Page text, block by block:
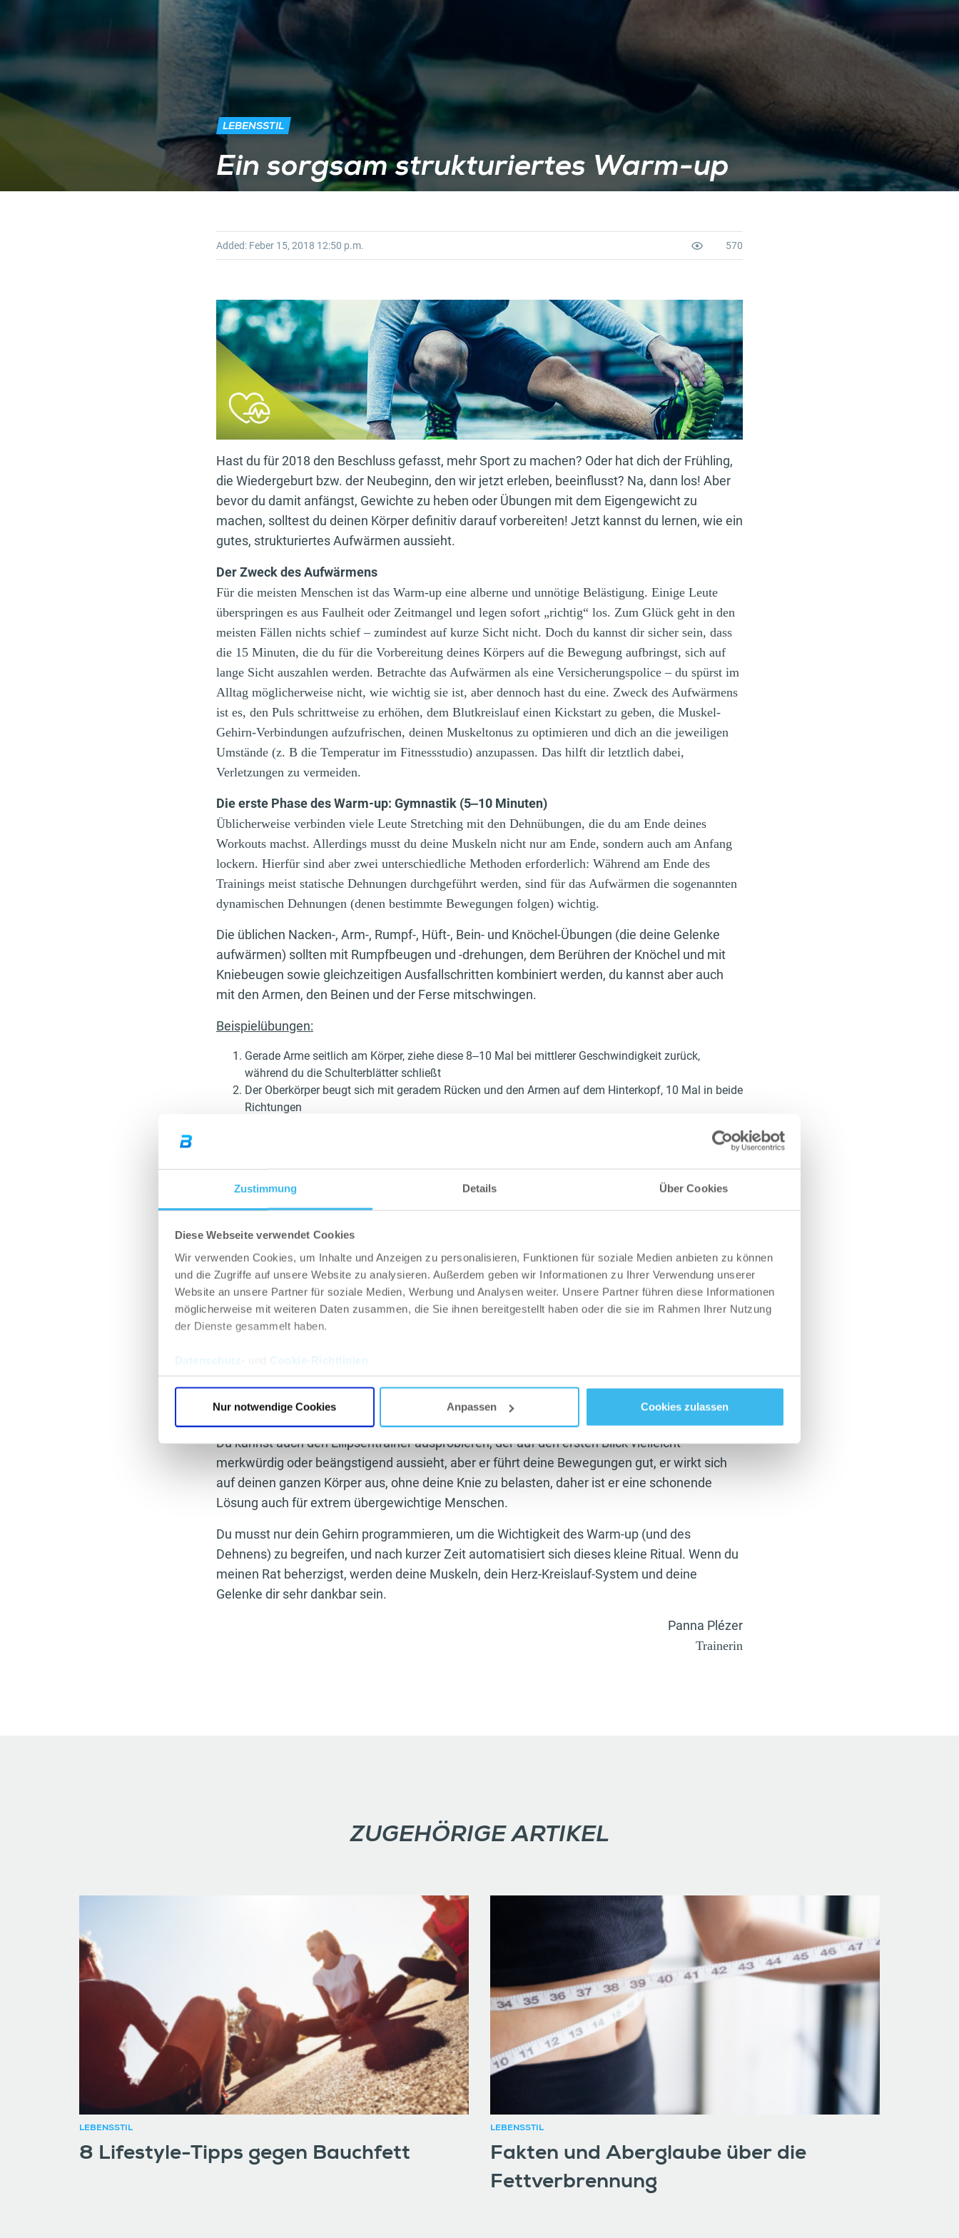
Zustimmung Details Über Cookies
Diese Webseite verwendet Cookies
Wir verwenden Cookies, um Inhalte und Anzeigen zu personalisieren, Funktionen für soziale Medien anbieten zu können
und die Zugriffe auf unsere Website zu analysieren. Außerdem geben wir Informationen zu Ihrer Verwendung unserer
Website an unsere Partner für soziale Medien, Werbung und Analysen weiter. Unsere Partner führen diese Informationen
möglicherweise mit weiteren Daten zusammen, die Sie ihnen bereitgestellt haben oder die sie im Rahmen Ihrer Nutzung
der Dienste gesammelt haben.
Datenschutz Cookie-Richtlinien
Nur notwendige Cookies Anpassen Cookies zulassen
LEBENSSTIL
Ein sorgsam strukturiertes Warm-up
Added: Feber 15, 2018 12:50 p.m. 570
Hast du für 2018 den Beschluss gefasst, mehr Sport zu machen? Oder hat dich der Frühling,
die Wiedergeburt bzw. der Neubeginn, den wir jetzt erleben, beeinflusst? Na, dann los! Aber
bevor du damit anfängst, Gewichte zu heben oder Übungen mit dem Eigengewicht zu
machen, solltest du deinen Körper definitiv darauf vorbereiten! Jetzt kannst du lernen, wie ein
gutes, strukturiertes Aufwärmen aussieht.
Der Zweck des Aufwärmens
Für die meisten Menschen ist das Warm-up eine alberne und unnötige Belästigung. Einige Leute
überspringen es aus Faulheit oder Zeitmangel und legen sofort „richtig“ los. Zum Glück geht in den
meisten Fällen nichts schief ‒ zumindest auf kurze Sicht nicht. Doch du kannst dir sicher sein, dass
die 15 Minuten, die du für die Vorbereitung deines Körpers auf die Bewegung aufbringst, sich auf
lange Sicht auszahlen werden. Betrachte das Aufwärmen als eine Versicherungspolice ‒ du spürst im
Alltag möglicherweise nicht, wie wichtig sie ist, aber dennoch hast du eine. Zweck des Aufwärmens
ist es, den Puls schrittweise zu erhöhen, dem Blutkreislauf einen Kickstart zu geben, die Muskel-
Gehirn-Verbindungen aufzufrischen, deinen Muskeltonus zu optimieren und dich an die jeweiligen
Umstände (z. B die Temperatur im Fitnessstudio) anzupassen. Das hilft dir letztlich dabei,
Verletzungen zu vermeiden.
Die erste Phase des Warm-up: Gymnastik (5‒10 Minuten)
Üblicherweise verbinden viele Leute Stretching mit den Dehnübungen, die du am Ende deines
Workouts machst. Allerdings musst du deine Muskeln nicht nur am Ende, sondern auch am Anfang
lockern. Hierfür sind aber zwei unterschiedliche Methoden erforderlich: Während am Ende des
Trainings meist statische Dehnungen durchgeführt werden, sind für das Aufwärmen die sogenannten
dynamischen Dehnungen (denen bestimmte Bewegungen folgen) wichtig.
Die üblichen Nacken-, Arm-, Rumpf-, Hüft-, Bein- und Knöchel-Übungen (die deine Gelenke
aufwärmen) sollten mit Rumpfbeugen und -drehungen, dem Berühren der Knöchel und mit
Kniebeugen sowie gleichzeitigen Ausfallschritten kombiniert werden, du kannst aber auch
mit den Armen, den Beinen und der Ferse mitschwingen.
Beispielübungen:
Gerade Arme seitlich am Körper, ziehe diese 8‒10 Mal bei mittlerer Geschwindigkeit zurück,
während du die Schulterblätter schließt
Der Oberkörper beugt sich mit geradem Rücken und den Armen auf dem Hinterkopf, 10 Mal in beide
Richtungen
Diese Übungen sind zu Beginn jeder Trainingseinheit verbindlich, unabhängig davon, an welchem
Körperteil du an diesem Tag arbeiten wirst!
Am Ende der Gymnastik kannst du spezielle Aufwärmübungen machen, die mit deinem
Trainingsplan verbunden sind, z. B. kannst du vor einer Unterkörper-Trainingseinheit 5‒10 Step-ups,
Ausfallschritte auf der Stelle oder im Laufen machen, aber ohne Gewichte.
Die zweite Phase: der Cardio-Teil (10‒15 Minuten)
In den meisten Fitnessstudios gibt es einen Cardio-Bereich voller ausgefeilter Maschinen, die nicht
erreichen, die du im Voraus wählen kannst oder indem du eine moderate Geschwindigkeit und den
entsprechenden Winkel an der Maschine einstellst.
Du kannst auch den Ellipsentrainer ausprobieren, der auf den ersten Blick vielleicht
merkwürdig oder beängstigend aussieht, aber er führt deine Bewegungen gut, er wirkt sich
auf deinen ganzen Körper aus, ohne deine Knie zu belasten, daher ist er eine schonende
Lösung auch für extrem übergewichtige Menschen.
Du musst nur dein Gehirn programmieren, um die Wichtigkeit des Warm-up (und des
Dehnens) zu begreifen, und nach kurzer Zeit automatisiert sich dieses kleine Ritual. Wenn du
meinen Rat beherzigst, werden deine Muskeln, dein Herz-Kreislauf-System und deine
Gelenke dir sehr dankbar sein.
Panna Plézer
Trainerin
ZUGEHÖRIGE ARTIKEL
LEBENSSTIL
8 Lifestyle-Tipps gegen Bauchfett
LEBENSSTIL
Fakten und Aberglaube über die
Fettverbrennung